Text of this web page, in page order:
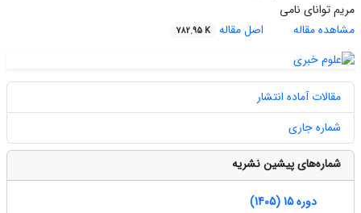
مریم توانای نامی
مشاهده مقاله
اصل مقاله 782.95 K
مقالات آماده انتشار
شماره جاری
شماره‌های پیشین نشریه
دوره 15 (1405)